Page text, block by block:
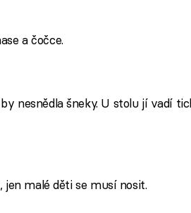
a čočce.
nesnědla šneky. U stolu jí vadí
jen malé děti se musí nosit.